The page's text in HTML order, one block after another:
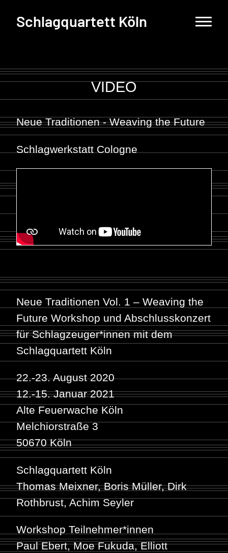
Schlagquartett Köln
VIDEO
Neue Traditionen - Weaving the Future
Schlagwerkstatt Cologne
Neue Traditionen Vol. 1 – Weaving the
Future Workshop und Abschlusskonzert
für Schlagzeuger*innen mit dem
Schlagquartett Köln
22.-23. August 2020
12.-15. Januar 2021
Alte Feuerwache Köln
Melchiorstraße 3
50670 Köln
Schlagquartett Köln
Thomas Meixner, Boris Müller, Dirk
Rothbrust, Achim Seyler
Workshop Teilnehmer*innen
Paul Ebert, Moe Fukuda, Elliott